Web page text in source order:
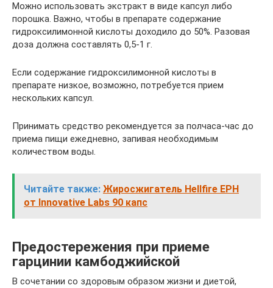
Можно использовать экстракт в виде капсул либо
порошка. Важно, чтобы в препарате содержание
гидроксилимонной кислоты доходило до 50%. Разовая
доза должна составлять 0,5-1 г.
Если содержание гидроксилимонной кислоты в
препарате низкое, возможно, потребуется прием
нескольких капсул.
Принимать средство рекомендуется за полчаса-час до
приема пищи ежедневно, запивая необходимым
количеством воды.
Читайте также: Жиросжигатель Hellfire EPH
от Innovative Labs 90 капс
Предостережения при приеме
гарцинии камбоджийской
В сочетании со здоровым образом жизни и диетой,